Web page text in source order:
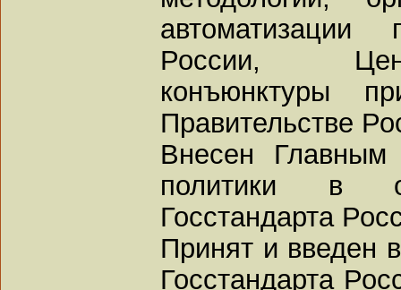
автоматизации
России,
конъюнктуры
Правительстве
Внесен Главным
политики в
Госстандарта
Принят и введен
Госстандарта